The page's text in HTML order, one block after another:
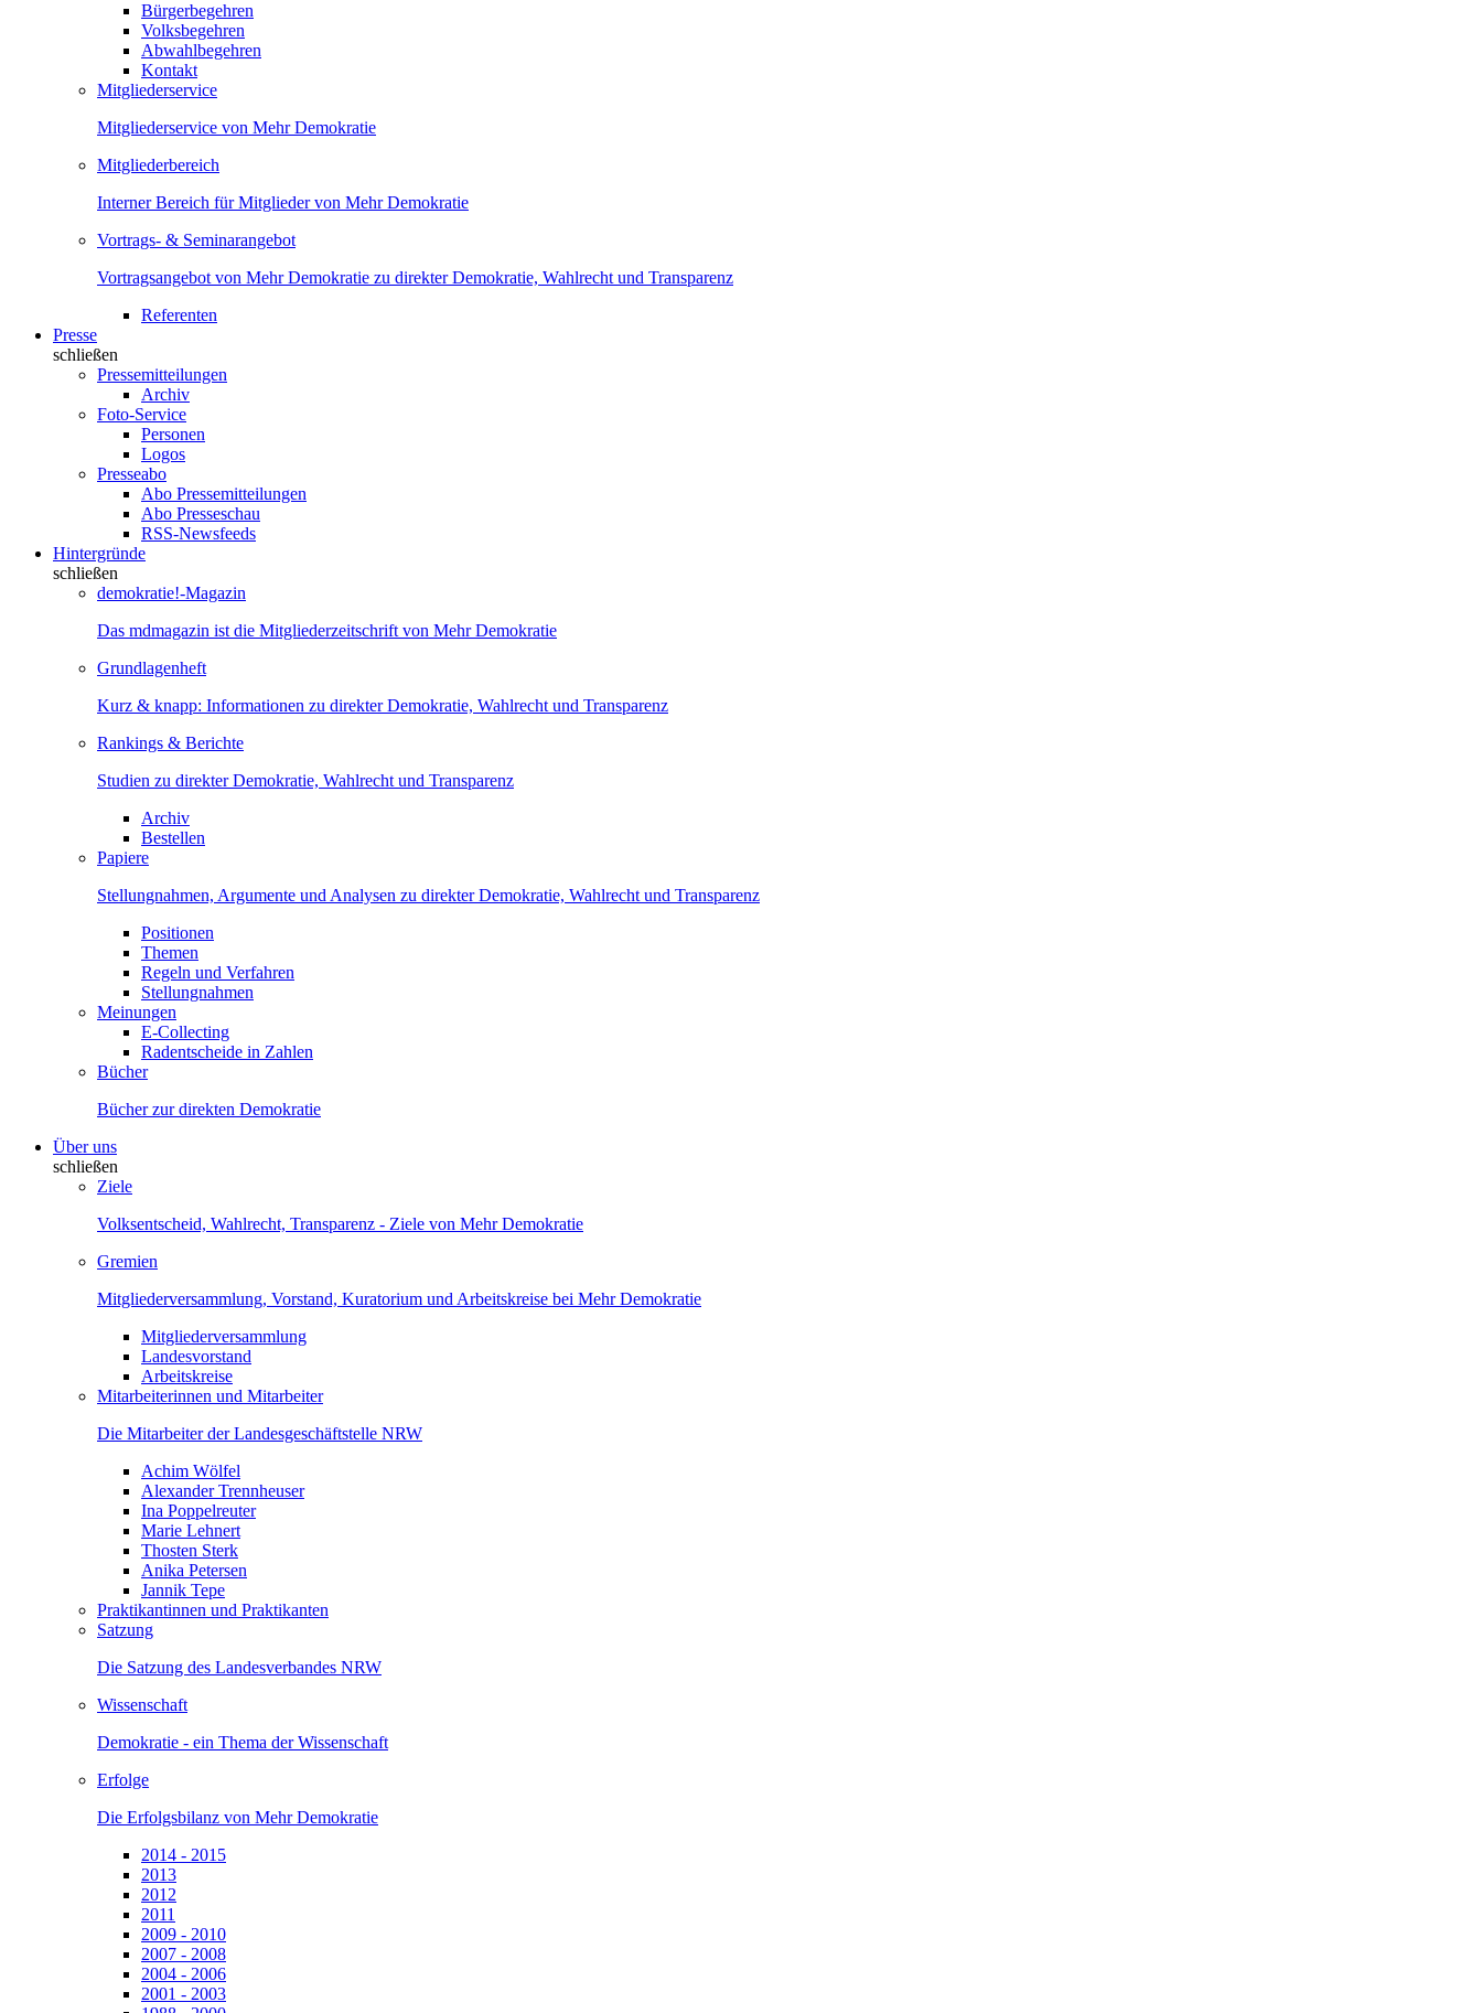
Bürgerbegehren
Volksbegehren
Abwahlbegehren
Kontakt
Mitgliederservice
Mitgliederservice von Mehr Demokratie
Mitgliederbereich
Interner Bereich für Mitglieder von Mehr Demokratie
Vortrags- & Seminarangebot
Vortragsangebot von Mehr Demokratie zu direkter Demokratie, Wahlrecht und Transparenz
Referenten
Presse
schließen
Pressemitteilungen
Archiv
Foto-Service
Personen
Logos
Presseabo
Abo Pressemitteilungen
Abo Presseschau
RSS-Newsfeeds
Hintergründe
schließen
demokratie!-Magazin
Das mdmagazin ist die Mitgliederzeitschrift von Mehr Demokratie
Grundlagenheft
Kurz & knapp: Informationen zu direkter Demokratie, Wahlrecht und Transparenz
Rankings & Berichte
Studien zu direkter Demokratie, Wahlrecht und Transparenz
Archiv
Bestellen
Papiere
Stellungnahmen, Argumente und Analysen zu direkter Demokratie, Wahlrecht und Transparenz
Positionen
Themen
Regeln und Verfahren
Stellungnahmen
Meinungen
E-Collecting
Radentscheide in Zahlen
Bücher
Bücher zur direkten Demokratie
Über uns
schließen
Ziele
Volksentscheid, Wahlrecht, Transparenz - Ziele von Mehr Demokratie
Gremien
Mitgliederversammlung, Vorstand, Kuratorium und Arbeitskreise bei Mehr Demokratie
Mitgliederversammlung
Landesvorstand
Arbeitskreise
Mitarbeiterinnen und Mitarbeiter
Die Mitarbeiter der Landesgeschäftstelle NRW
Achim Wölfel
Alexander Trennheuser
Ina Poppelreuter
Marie Lehnert
Thosten Sterk
Anika Petersen
Jannik Tepe
Praktikantinnen und Praktikanten
Satzung
Die Satzung des Landesverbandes NRW
Wissenschaft
Demokratie - ein Thema der Wissenschaft
Erfolge
Die Erfolgsbilanz von Mehr Demokratie
2014 - 2015
2013
2012
2011
2009 - 2010
2007 - 2008
2004 - 2006
2001 - 2003